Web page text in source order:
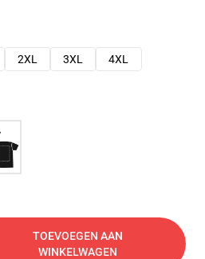
2XL 3XL
4XL
TOEVOEGEN AAN
WINKELWAGEN